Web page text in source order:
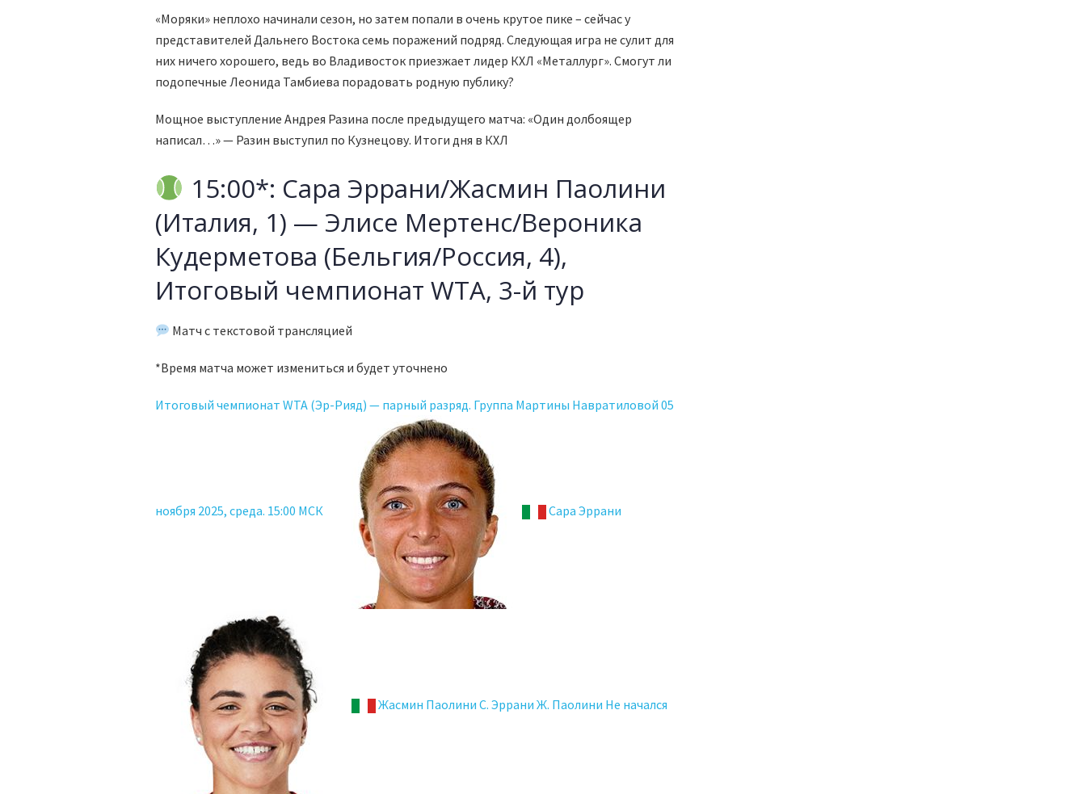
«Моряки» неплохо начинали сезон, но затем попали в очень крутое пике – сейчас у
представителей Дальнего Востока семь поражений подряд. Следующая игра не сулит для
них ничего хорошего, ведь во Владивосток приезжает лидер КХЛ «Металлург». Смогут ли
подопечные Леонида Тамбиева порадовать родную публику?
Мощное выступление Андрея Разина после предыдущего матча: «Один долбоящер
написал…» — Разин выступил по Кузнецову. Итоги дня в КХЛ
15:00*: Сара Эррани/Жасмин Паолини
(Италия, 1) — Элисе Мертенс/Вероника
Кудерметова (Бельгия/Россия, 4),
Итоговый чемпионат WTA, 3-й тур
Матч с текстовой трансляцией
*Время матча может измениться и будет уточнено
Итоговый чемпионат WTA (Эр-Рияд) — парный разряд. Группа Мартины Навратиловой 05
ноября 2025, среда. 15:00 МСК Сара Эррани
Жасмин Паолини С. Эррани Ж. Паолини Не начался